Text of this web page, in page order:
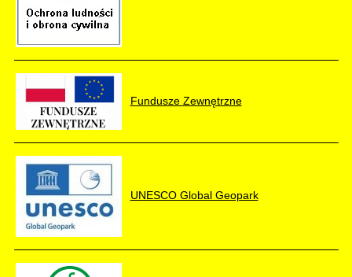
Fundusze Zewnętrzne
UNESCO Global Geopark